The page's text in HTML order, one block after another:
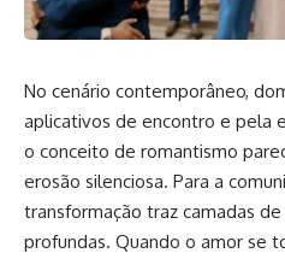
No cenário contemporâneo,
aplicativos de encontro e pela
o conceito de romantismo
erosão silenciosa. Para a
transformação traz camadas
profundas. Quando o amor se